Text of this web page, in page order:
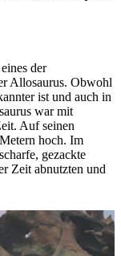
der
Allosaurus. Obwohl
ist und auch in
war mit
Auf seinen
hoch. Im
gezackte
Zeit abnutzten und